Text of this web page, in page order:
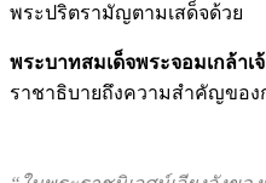
ในเป็นประจำทุกวัน รวมถึงเมื่
พระปริตรามัญตามเสด็จด้วย
พระบาทสมเด็จพระจอมเกล้าเ